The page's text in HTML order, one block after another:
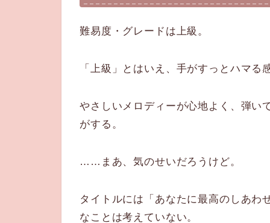
難易度・グレードは上級。
「上級」とはいえ、手がすっとハマ
やさしいメロディーが心地よく、弾い
がする。
……まあ、気のせいだろうけど。
タイトルには「あなたに最高のしあわ
なことは考えていない。